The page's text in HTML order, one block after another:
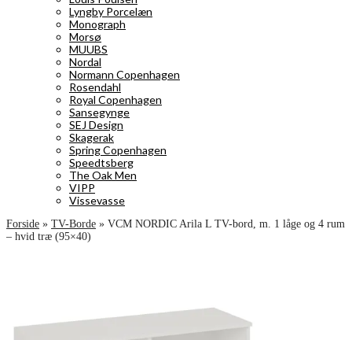
Lyngby Porcelæn
Monograph
Morsø
MUUBS
Nordal
Normann Copenhagen
Rosendahl
Royal Copenhagen
Sansegynge
SEJ Design
Skagerak
Spring Copenhagen
Speedtsberg
The Oak Men
VIPP
Vissevasse
Forside » TV-Borde » VCM NORDIC Arila L TV-bord, m. 1 låge og 4 rum
– hvid træ (95×40)